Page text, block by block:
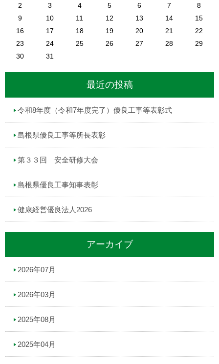
2
3 4 5 6 7
8
9
10 11 12 13 14
15
16
17 18 19 20 21
22
23
24 25 26 27 28
29
30
31
最近の投稿
令和8年度（令和7年度完了）優良工事等表彰式
島根県優良工事等所長表彰
第３３回 安全研修大会
島根県優良工事知事表彰
健康経営優良法人2026
アーカイブ
2026年07月
2026年03月
2025年08月
2025年04月